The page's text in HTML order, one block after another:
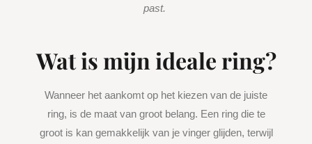
past.
Wat is mijn ideale ring?
Wanneer het aankomt op het kiezen van de juiste
ring, is de maat van groot belang. Een ring die te
groot is kan gemakkelijk van je vinger glijden, terwijl